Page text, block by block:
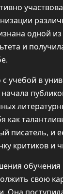
одной из
и
учебой в
как
писатель, и
критиков и
обучения
свою